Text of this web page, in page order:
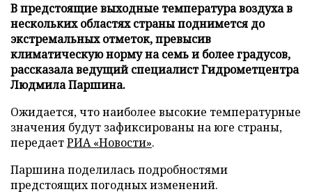
В предстоящие выходные температура воздуха в
нескольких областях страны поднимется до
экстремальных отметок, превысив
климатическую норму на семь и более градусов,
рассказала ведущий специалист Гидрометцентра
Людмила Паршина.
Ожидается, что наиболее высокие температурные
значения будут зафиксированы на юге страны,
передаетРИА «Новости».
Паршина поделилась подробностями
предстоящих погодных изменений.